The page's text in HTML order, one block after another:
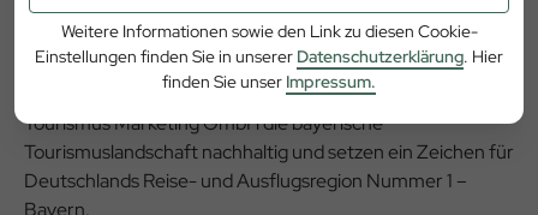
Weitere Informationen sowie den Link zu diesen Cookie-
Einstellungen finden Sie in unserer Datenschutzerklärung. Hier
finden Sie unser Impressum.
Der ADAC Tourismuspreis Bayern wird an besonders
zukunftsorientiere und innovative Projekte aus der
regionalen Tourismusbranche in Bayern verliehen. Mit
diesem Preis fördern der ADAC in Bayern und die Bayern
Tourismus Marketing GmbH die bayerische
Tourismuslandschaft nachhaltig und setzen ein Zeichen für
Deutschlands Reise- und Ausflugsregion Nummer 1 –
Bayern.